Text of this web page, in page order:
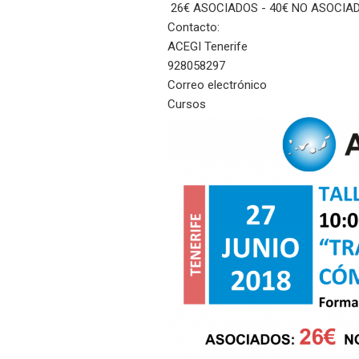
26€ ASOCIADOS - 40€ NO
Contacto:
ACEGI Tenerife
928058297
Correo electrónico
Cursos